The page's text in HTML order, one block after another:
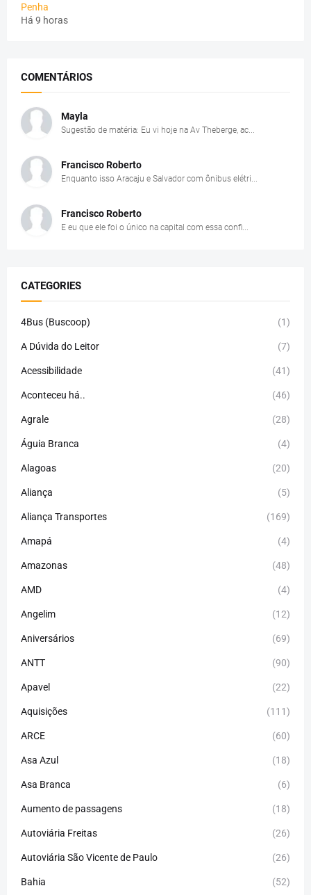
Penha
Há 9 horas
COMENTÁRIOS
Mayla
Sugestão de matéria: Eu vi hoje na Av Theberge, ac...
Francisco Roberto
Enquanto isso Aracaju e Salvador com ônibus elétri...
Francisco Roberto
E eu que ele foi o único na capital com essa confi...
CATEGORIES
4Bus (Buscoop) (1)
A Dúvida do Leitor (7)
Acessibilidade (41)
Aconteceu há.. (46)
Agrale (28)
Águia Branca (4)
Alagoas (20)
Aliança (5)
Aliança Transportes (169)
Amapá (4)
Amazonas (48)
AMD (4)
Angelim (12)
Aniversários (69)
ANTT (90)
Apavel (22)
Aquisições (111)
ARCE (60)
Asa Azul (18)
Asa Branca (6)
Aumento de passagens (18)
Autoviária Freitas (26)
Autoviária São Vicente de Paulo (26)
Bahia (52)